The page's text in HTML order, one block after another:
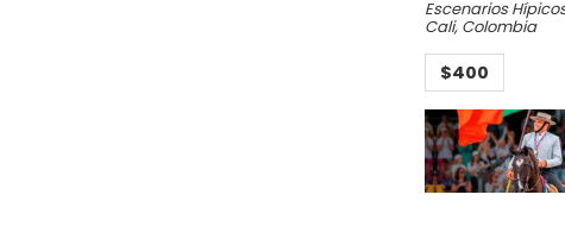
Escenarios
Cali, Colombia
$400